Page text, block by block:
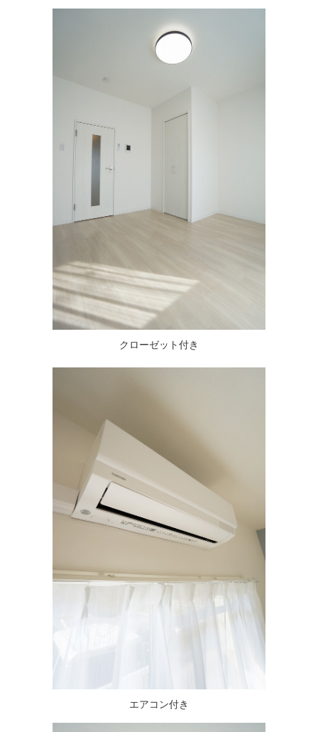
クローゼット付き
エアコン付き